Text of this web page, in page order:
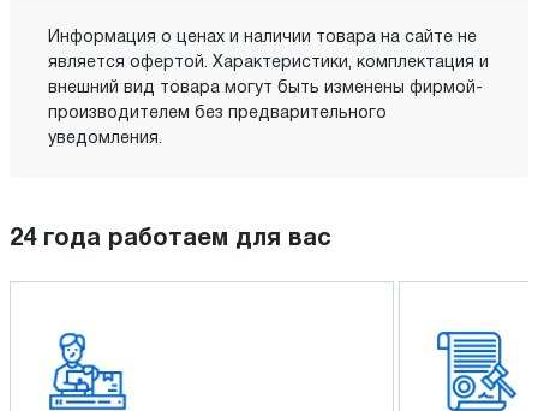
Информация о ценах и наличии товара на сайте не
является офертой. Характеристики, комплектация и
внешний вид товара могут быть изменены фирмой-
производителем без предварительного
уведомления.
24 года работаем для вас